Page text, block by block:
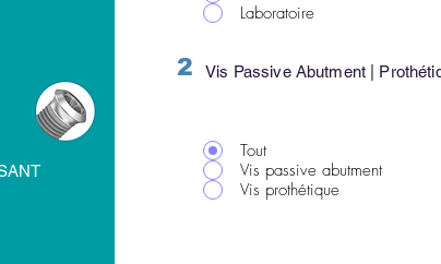
Laboratoire
2 Vis Passive Abutment |
Tout
Vis passive abutment
Vis prothétique